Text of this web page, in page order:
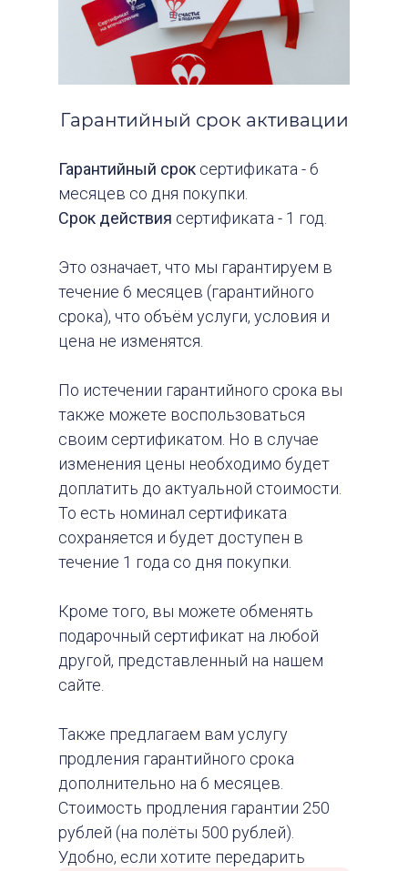
Гарантийный срок активации
Гарантийный срок сертификата - 6
месяцев со дня покупки.
Срок действия сертификата - 1 год.
Это означает, что мы гарантируем в
течение 6 месяцев (гарантийного
срока), что объём услуги, условия и
цена не изменятся.
По истечении гарантийного срока вы
также можете воспользоваться
своим сертификатом. Но в случае
изменения цены необходимо будет
доплатить до актуальной стоимости.
То есть номинал сертификата
сохраняется и будет доступен в
течение 1 года со дня покупки.
Кроме того, вы можете обменять
подарочный сертификат на любой
другой, представленный на нашем
сайте.
Также предлагаем вам услугу
продления гарантийного срока
дополнительно на 6 месяцев.
Стоимость продления гарантии 250
рублей (на полёты 500 рублей).
Удобно, если хотите передарить